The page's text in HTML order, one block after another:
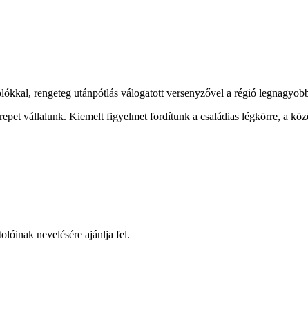
rengeteg utánpótlás válogatott versenyzővel a régió
vállalunk. Kiemelt figyelmet fordítunk a családias légkörre, a
nevelésére ajánlja fel.